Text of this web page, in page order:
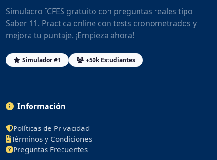
Simulacro ICFES gratuito con preguntas reales tipo
Saber 11. Practica online con tests cronometrados y
mejora tu puntaje. ¡Empieza ahora!
Simulador #1 +50k Estudiantes
Información
Políticas de Privacidad
Términos y Condiciones
Preguntas Frecuentes